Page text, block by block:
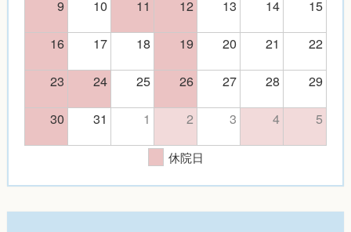
9
10 11 12 13 14
15
16
17 18 19 20 21
22
23
24 25 26 27 28
29
30
31 1 2 3 4 5
休院日